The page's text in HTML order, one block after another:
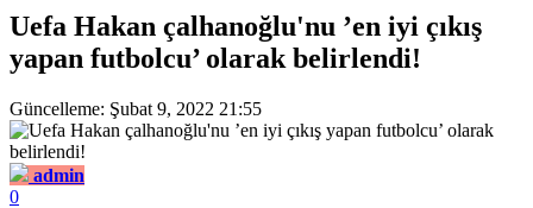
Uefa Hakan çalhanoğlu'nu ’en iyi çıkış
yapan futbolcu’ olarak belirlendi!
Güncelleme: Şubat 9, 2022 21:55
admin
0